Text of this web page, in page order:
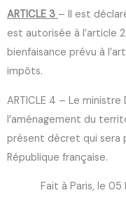
ARTICLE 3 – Il est
est autorisée à l’article
bienfaisance prévu à
impôts.
ARTICLE 4 – Le ministre
l’aménagement du
présent décret qui sera
République française.
Fait à Paris, le 05